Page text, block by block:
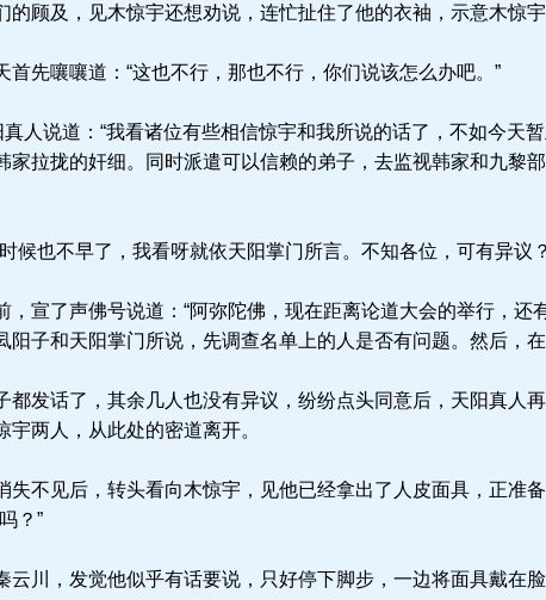
顾及，见木惊宇还想劝说，连忙扯住了他的衣袖，示意木惊宇
先嚷嚷道：“这也不行，那也不行，你们说该怎么办吧。”
人说道：“我看诸位有些相信惊宇和我所说的话了，不如今天
家拉拢的奸细。同时派遣可以信赖的弟子，去监视韩家和九黎
候也不早了，我看呀就依天阳掌门所言。不知各位，可有异议
宣了声佛号说道：“阿弥陀佛，现在距离论道大会的举行，还
阳子和天阳掌门所说，先调查名单上的人是否有问题。然后，
发话了，其余几人也没有异议，纷纷点头同意后，天阳真人
两人，从此处的密道离开。
不见后，转头看向木惊宇，见他已经拿出了人皮面具，正准
？”
川，发觉他似乎有话要说，只好停下脚步，一边将面具戴在